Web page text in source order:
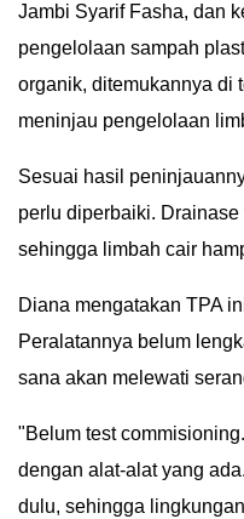
INDEKS
BERITA
Jambi Syarif Fasha, dan
pengelolaan sampah
organik, ditemukannya di
meninjau pengelolaan
Sesuai hasil
perlu diperbaiki.
sehingga limbah cair
Diana mengatakan TPA
Peralatannya belum
sana akan melewati
"Belum test
dengan alat-alat yang
dulu, sehingga